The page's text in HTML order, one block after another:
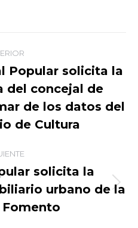
Publicación
anterior:
Popular solicita la
del concejal de
de los datos del
de Cultura
Publicación
siguiente:
solicita la
urbano de la
Fomento